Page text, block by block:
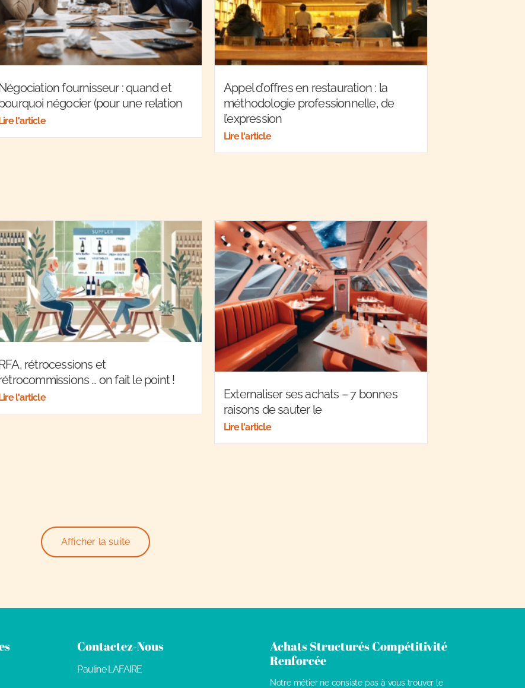
fournisseur : quand et
négocier (pour une relation
l'article
Appel d’offres en restauration : la
méthodologie professionnelle, de
l’expression
Lire l'article
rétrocessions et
… on fait le point !
l'article
Externaliser ses achats – 7 bonnes
raisons de sauter le
Lire l'article
Afficher la suite
Contactez-Nous
Pauline LAFAIRE
Achats Structurés Compétitivité
Renforcée
Notre métier ne consiste pas à vous trouver le